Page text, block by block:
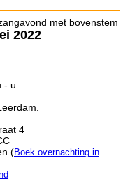
met bovenstem
2022
- u
4
(Boek overnachting in